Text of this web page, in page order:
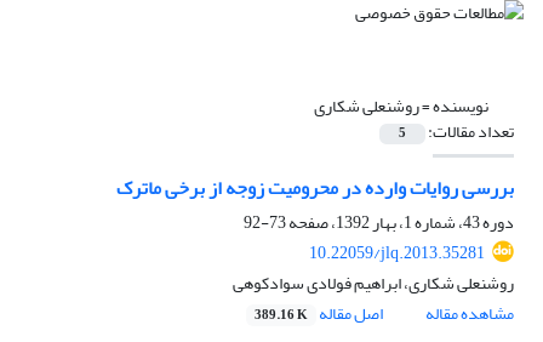
نویسنده =روشنعلی شکاری
تعداد مقالات: 5
بررسی روایات وارده در محرومیت زوجه از برخی ماترک
دوره 43، شماره 1، بهار 1392، صفحه
73-92
10.22059/jlq.2013.35281
روشنعلی شکاری، ابراهیم فولادی سوادکوهی
مشاهده مقاله
اصل مقاله 389.16 K